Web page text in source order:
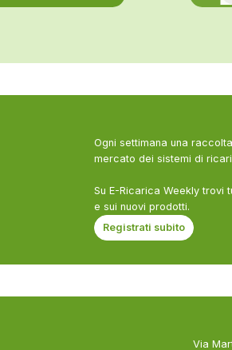
Ogni settimana una
mercato dei sistemi di
Su E-Ricarica Weekly trovi
e sui nuovi prodotti.
Registrati subito
Via